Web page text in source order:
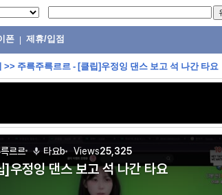
폰 제휴/입점
>> 주륵주륵르르 - [클립]우정잉 댄스 보고 석 나간 타요